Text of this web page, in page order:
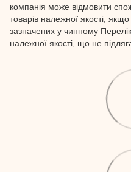
компанія може відмовити
товарів належної якості,
зазначених у чинному
належної якості, що не